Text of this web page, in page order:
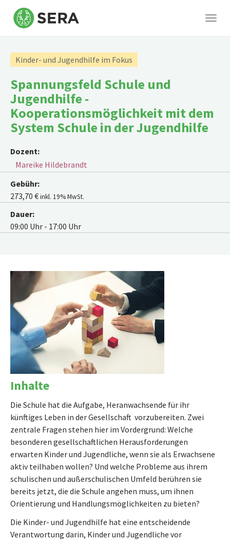
main
content
Kinder- und Jugendhilfe im Fokus
Spannungsfeld Schule und
Jugendhilfe -
Kooperationsmöglichkeit mit dem
System Schule in der Jugendhilfe
Dozent:
Mareike Hildebrandt
Gebühr:
273,70 €inkl. 19% MwSt.
Dauer:
09:00 Uhr - 17:00 Uhr
Inhalte
Die Schule hat die Aufgabe, Heranwachsende für ihr
künftiges Leben in der Gesellschaft vorzubereiten. Zwei
zentrale Fragen stehen hier im Vordergrund: Welche
besonderen gesellschaftlichen Herausforderungen
erwarten Kinder und Jugendliche, wenn sie als Erwachsene
aktiv teilhaben wollen? Und welche Probleme aus ihrem
schulischen und außerschulischen Umfeld berühren sie
bereits jetzt, die die Schule angehen muss, um ihnen
Orientierung und Handlungsmöglichkeiten zu bieten?
Die Kinder- und Jugendhilfe hat eine entscheidende
Verantwortung darin, Kinder und Jugendliche vor